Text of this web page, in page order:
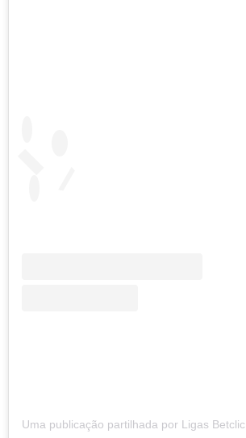
Uma publicação partilhada por Ligas Betclic